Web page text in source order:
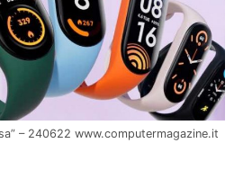
– 240622 www.computermagazine.it